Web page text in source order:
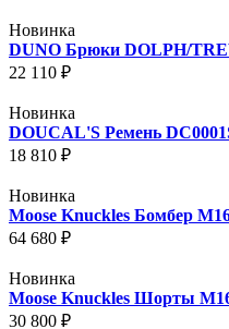
Новинка
DUNO Брюки DOLPH/
22 110 ₽
Новинка
DOUCAL'S Ремень
18 810 ₽
Новинка
Moose Knuckles Бомбер
64 680 ₽
Новинка
Moose Knuckles Шорты
30 800 ₽